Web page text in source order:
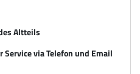
Altteils
via Telefon und Email